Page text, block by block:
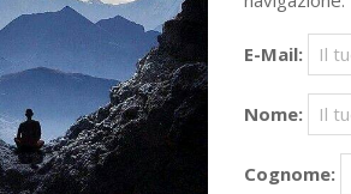
E-Mail:
Nome:
Cognome: